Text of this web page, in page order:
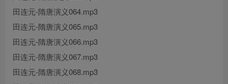
田连元-隋唐演义064.mp3
田连元-隋唐演义065.mp3
田连元-隋唐演义066.mp3
田连元-隋唐演义067.mp3
田连元-隋唐演义068.mp3